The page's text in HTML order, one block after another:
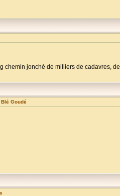
chemin jonché de milliers de cadavres, de
Goudé